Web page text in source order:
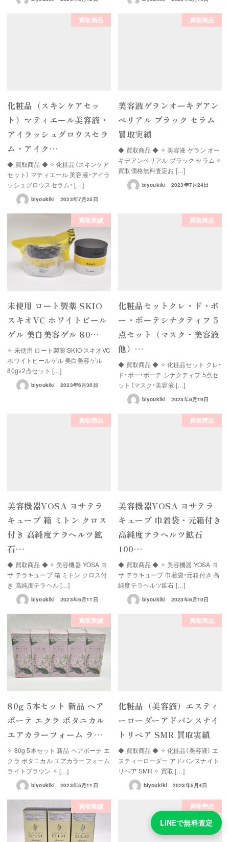
買取商品
化粧品（スキンケアセッ
ト）マティエール美容液・
アイラッシュグロウスセラ
ム・アイク…
◆ 買取商品 ◆ ✧ 化粧品（スキンケア
セット） マティエール 美容液・アイラ
ッシュグロウスセラム・ […]
biyoukiki 2023年7月25日
買取商品
美容液ゲランオーキデアン
ペリアル ブラック セラム
買取実績
◆ 買取商品 ◆ ✧ 美容液 ゲラン オー
キデアンペリアル ブラック セラム ✧
買取価格無料査定お […]
biyoukiki 2023年7月24日
買取実績
未使用 ロート製薬 SKIO
スキオVC ホワイトピール
ゲル 美白美容ゲル 80…
✧ 未使用 ロート製薬 SKIO スキオVC
ホワイトピールゲル 美白美容ゲル
80g×2点セット […]
biyoukiki 2023年6月30日
買取商品
化粧品セットクレ・ド・ポ
ー・ボーテシナクティフ 5
点セット（マスク・美容液
他）…
◆ 買取商品 ◆ ✧ 化粧品セット クレ・
ド・ポー・ボーテ シナクティフ 5点セ
ット（マスク・美容液 […]
biyoukiki 2023年6月19日
買取商品
美容機器YOSA ヨサテラ
キューブ 箱 ミトン クロス
付き 高純度テラヘルツ鉱
石…
◆ 買取商品 ◆ ✧ 美容機器 YOSA ヨ
サ テラキューブ 箱 ミトン クロス付
き 高純度テラヘル […]
biyoukiki 2023年6月11日
買取商品
美容機器YOSA ヨサテラ
キューブ 巾着袋・元箱付き
高純度テラヘルツ鉱石
100…
◆ 買取商品 ◆ ✧ 美容機器 YOSA ヨ
サ テラキューブ 巾着袋・元箱付き 高
純度テラヘルツ鉱石 […]
biyoukiki 2023年6月10日
買取実績
80g 5本セット 新品 ヘア
ボーテ エクラ ボタニカル
エアカラーフォーム ラ…
✧ 80g 5本セット 新品 ヘアボーテ エ
クラ ボタニカル エアカラーフォーム
ライトブラウン ✧ […]
biyoukiki 2023年5月11日
買取商品
化粧品（美容液）エスティ
ーローダーアドバンスナイ
トリペア SMR 買取実績
◆ 買取商品 ◆ ✧ 化粧品（美容液） エ
スティーローダー アドバンスナイト
リペア SMR ✧ 買取 […]
biyoukiki 2023年5月4日
買取実績 買取商品
LINEで無料査定